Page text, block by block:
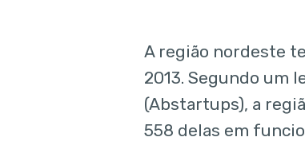
A região nordeste
2013. Segundo um
(Abstartups), a
558 delas em